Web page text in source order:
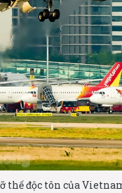
thế độc tôn của